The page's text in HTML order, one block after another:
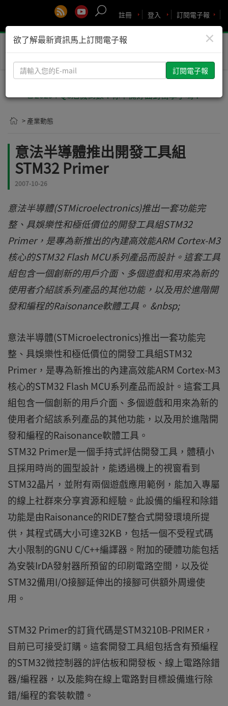
訂閱電子報
登入
註冊
Toggle
🚨2029 PQC危機倒數！你準備好面對衝擊了嗎？
> 產業動態
意法半導體推出開發工具組
STM32 Primer
2007-10-26
意法半導體(STMicroelectronics)推出一套功能完
整、具娛樂性和極低價位的開發工具組STM32
Primer，是專為新推出的內建高效能ARM Cortex-M3
核心的STM32 Flash MCU系列產品而設計。這套工具
組包含一個創新的用戶介面、多個遊戲和用來為新的
使用者介紹該系列產品的其他功能，以及用於進階開
發和編程的Raisonance軟體工具。 &nbsp;
意法半導體(STMicroelectronics)推出一套功能完
整、具娛樂性和極低價位的開發工具組STM32
Primer，是專為新推出的內建高效能ARM Cortex-M3
核心的STM32 Flash MCU系列產品而設計。這套工具
組包含一個創新的用戶介面、多個遊戲和用來為新的
使用者介紹該系列產品的其他功能，以及用於進階開
發和編程的Raisonance軟體工具。
STM32 Primer是一個手持式評估開發工具，體積小
且採用時尚的圓型設計，能透過機上的視窗看到
STM32晶片，並附有兩個遊戲應用範例，能加入專屬
的線上社群來分享資源和經驗。此設備的編程和除錯
功能是由Raisonance的RIDE7整合式開發環境所提
供，其程式碼大小可達32KB，包括一個不受程式碼
大小限制的GNU C/C++編譯器。附加的硬體功能包括
為安裝IrDA發射器所預留的印刷電路空間，以及從
STM32備用I/O接腳延伸出的接腳可供額外周邊使
用。
STM32 Primer的訂貨代碼是STM3210B-PRIMER，
目前已可接受訂購。這套開發工具組包括含有預編程
的STM32微控制器的評估板和開發板、線上電路除錯
器/編程器，以及能夠在線上電路對目標設備進行除
錯/編程的套裝軟體。
×
欲了解最新資訊馬上訂閱電子報
請
輸
您
的
E-